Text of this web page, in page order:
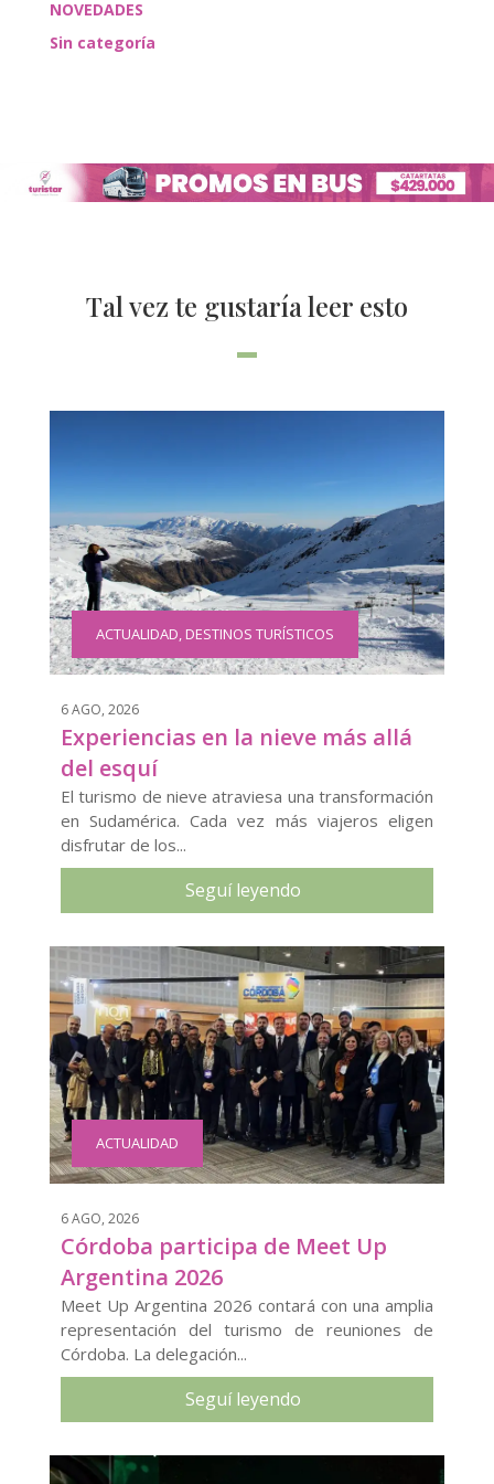
NOVEDADES
Sin categoría
Tal vez te gustaría leer esto
ACTUALIDAD,DESTINOS TURÍSTICOS
6 AGO, 2026
Experiencias en la nieve más allá
del esquí
El turismo de nieve atraviesa una transformación
en Sudamérica. Cada vez más viajeros eligen
disfrutar de los...
Seguí leyendo
ACTUALIDAD
6 AGO, 2026
Córdoba participa de Meet Up
Argentina 2026
Meet Up Argentina 2026 contará con una amplia
representación del turismo de reuniones de
Córdoba. La delegación...
Seguí leyendo